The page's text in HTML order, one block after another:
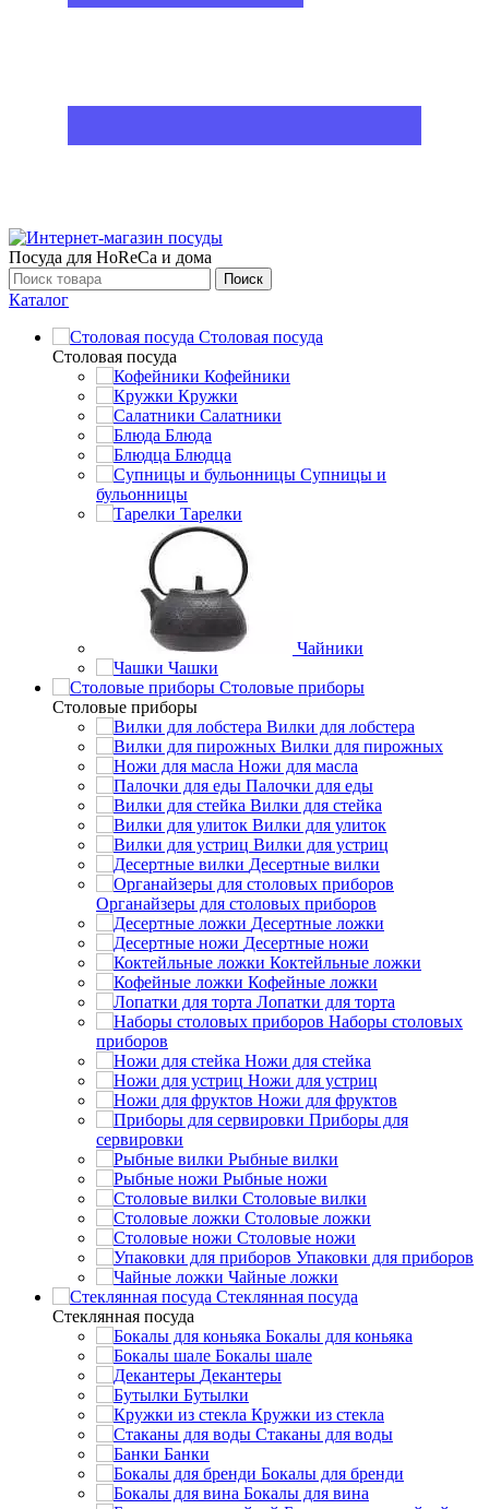
Посуда для HoReCa и дома
Поиск
Каталог
Столовая посуда
Столовая посуда
Кофейники
Кружки
Салатники
Блюда
Блюдца
Супницы и
бульонницы
Тарелки
Чайники
Чашки
Cтоловые приборы
Cтоловые приборы
Вилки для лобстера
Вилки для пирожных
Ножи для масла
Палочки для еды
Вилки для стейка
Вилки для улиток
Вилки для устриц
Десертные вилки
Органайзеры для столовых приборов
Десертные ложки
Десертные ножи
Коктейльные ложки
Кофейные ложки
Лопатки для торта
Наборы столовых
приборов
Ножи для стейка
Ножи для устриц
Ножи для фруктов
Приборы для
сервировки
Рыбные вилки
Рыбные ножи
Столовые вилки
Столовые ложки
Столовые ножи
Упаковки для приборов
Чайные ложки
Стеклянная посуда
Стеклянная посуда
Бокалы для коньяка
Бокалы шале
Декантеры
Бутылки
Кружки из стекла
Стаканы для воды
Банки
Бокалы для бренди
Бокалы для вина